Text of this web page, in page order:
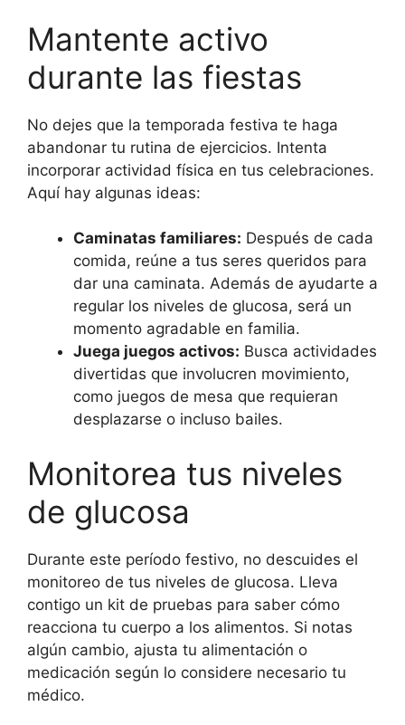
Mantente activo
durante las fiestas
No dejes que la temporada festiva te haga
abandonar tu rutina de ejercicios. Intenta
incorporar actividad física en tus celebraciones.
Aquí hay algunas ideas:
Caminatas familiares: Después de cada
comida, reúne a tus seres queridos para
dar una caminata. Además de ayudarte a
regular los niveles de glucosa, será un
momento agradable en familia.
Juega juegos activos: Busca actividades
divertidas que involucren movimiento,
como juegos de mesa que requieran
desplazarse o incluso bailes.
Monitorea tus niveles
de glucosa
Durante este período festivo, no descuides el
monitoreo de tus niveles de glucosa. Lleva
contigo un kit de pruebas para saber cómo
reacciona tu cuerpo a los alimentos. Si notas
algún cambio, ajusta tu alimentación o
medicación según lo considere necesario tu
médico.